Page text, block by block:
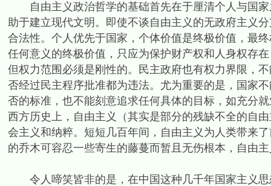
自由主义政治哲学的基础首先在于厘清个人与国家
助于建立现代文明。即使不谈自由主义的无政府主义
合法性。个人优先于国家，个体价值是终极价值，最
任何意义的终极价值，只应为保护财产权和人身权存
但权力范围必须是刚性的。民主政府也有权力界限，
否经过民主程序批准都为违法。尤为重要的是，国家
否的标准，也不能刻意追求任何具体的目标，如充分
西方历史上，自由主义（其实是部分的残缺不全的自
会主义和纳粹。短短几百年间，自由主义为人类带来
的乔木可容忍一些寄生的藤蔓而暂且无伤根本，自由
令人啼笑皆非的是，在中国这种几千年国家主义思